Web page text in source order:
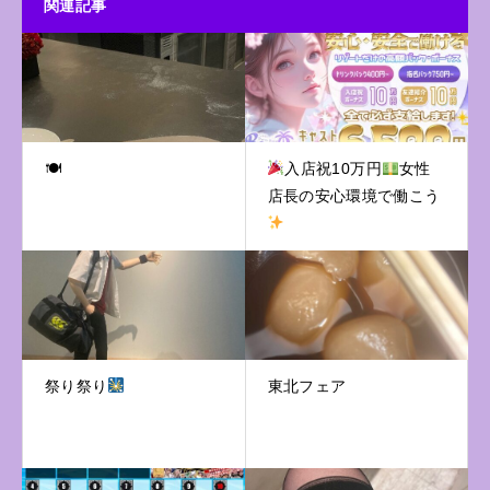
関連記事
🍽 入店祝10万円
女性
店長の安心環境で働こう
祭り祭り 東北フェア